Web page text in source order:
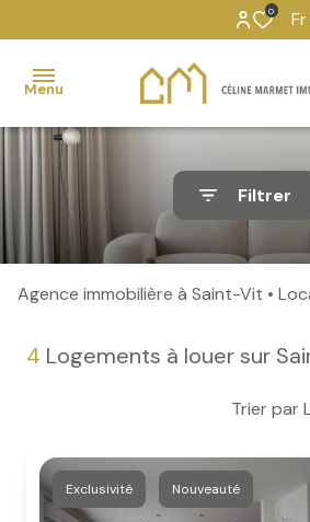
0 Fr
Menu
Transaction
Location
Gestion
Filtrer
Agence immobilière à Saint-Vit
4 Logements à louer sur
Trier par
Exclusivité Nouveauté